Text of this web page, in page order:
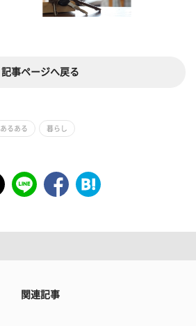
記事ページへ戻る
あるある 暮らし
関連記事